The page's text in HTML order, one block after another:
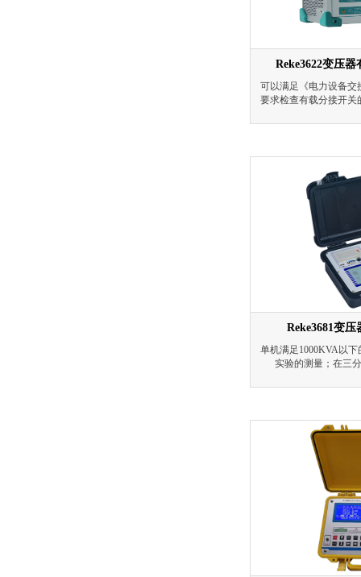
Reke3622变压
可以满足《电力设备交
要求检查有载分接开关
波形、过渡电阻、三相
Reke3681变
单机满足1000KVA以
实验的测量；在三
三分之一的额定电流下